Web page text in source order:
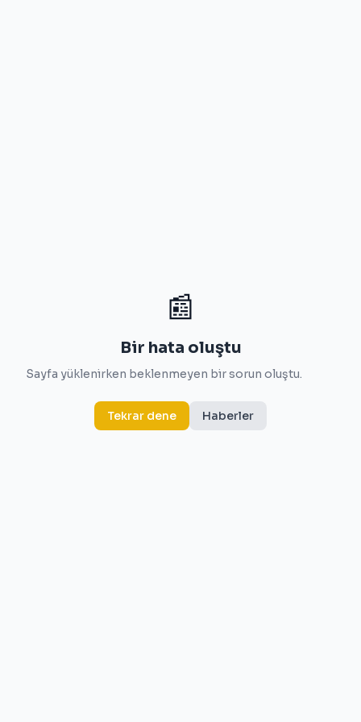
📰
Bir hata oluştu
Sayfa yüklenirken beklenmeyen bir sorun oluştu.
Tekrar dene Haberler